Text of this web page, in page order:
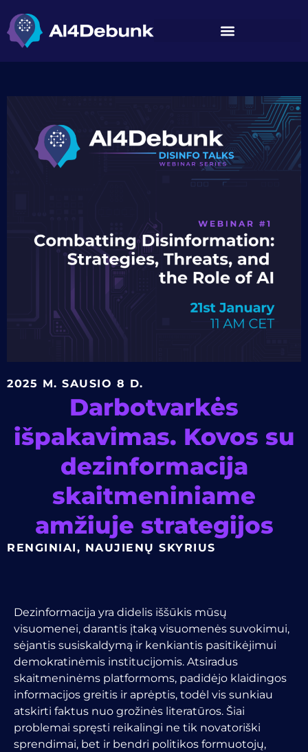
2025 M. SAUSIO 8 D.
Darbotvarkės
išpakavimas. Kovos su
dezinformacija
skaitmeniniame
amžiuje strategijos
RENGINIAI, NAUJIENŲ SKYRIUS
Dezinformacija yra didelis iššūkis mūsų
visuomenei, darantis įtaką visuomenės suvokimui,
sėjantis susiskaldymą ir kenkiantis pasitikėjimui
demokratinėmis institucijomis. Atsiradus
skaitmeninėms platformoms, padidėjo klaidingos
informacijos greitis ir aprėptis, todėl vis sunkiau
atskirti faktus nuo grožinės literatūros. Šiai
problemai spręsti reikalingi ne tik novatoriški
sprendimai, bet ir bendri politikos formuotojų,